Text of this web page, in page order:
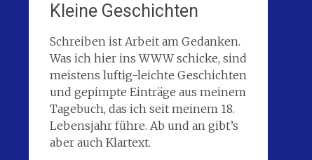
Kleine Geschichten
Schreiben ist Arbeit am Gedanken.
Was ich hier ins WWW schicke, sind
meistens luftig-leichte Geschichten
und gepimpte Einträge aus meinem
Tagebuch, das ich seit meinem 18.
Lebensjahr führe. Ab und an gibt’s
aber auch Klartext.